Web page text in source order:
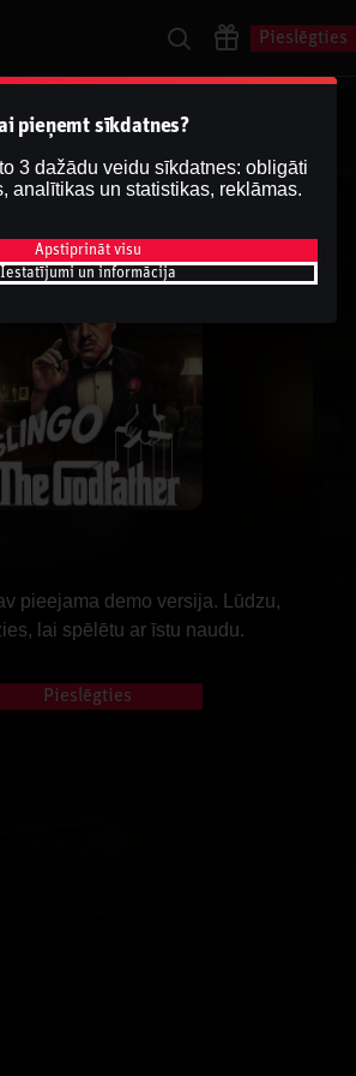
Pieslēgties
pieejama demo versija. Lūdzu,
lai spēlētu ar īstu naudu.
Pieslēgties
pieņemt sīkdatnes?
3 dažādu veidu sīkdatnes: obligāti
analītikas un statistikas, reklāmas.
Apstiprināt visu
Iestatījumi un informācija